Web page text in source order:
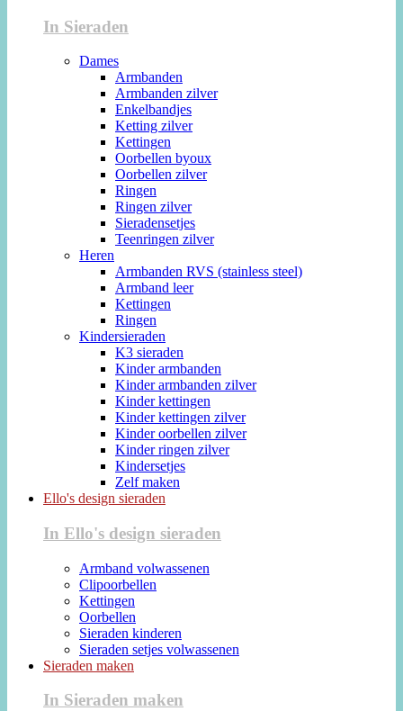
In Sieraden
Dames
Armbanden
Armbanden zilver
Enkelbandjes
Ketting zilver
Kettingen
Oorbellen byoux
Oorbellen zilver
Ringen
Ringen zilver
Sieradensetjes
Teenringen zilver
Heren
Armbanden RVS (stainless steel)
Armband leer
Kettingen
Ringen
Kindersieraden
K3 sieraden
Kinder armbanden
Kinder armbanden zilver
Kinder kettingen
Kinder kettingen zilver
Kinder oorbellen zilver
Kinder ringen zilver
Kindersetjes
Zelf maken
Ello's design sieraden
In Ello's design sieraden
Armband volwassenen
Clipoorbellen
Kettingen
Oorbellen
Sieraden kinderen
Sieraden setjes volwassenen
Sieraden maken
In Sieraden maken